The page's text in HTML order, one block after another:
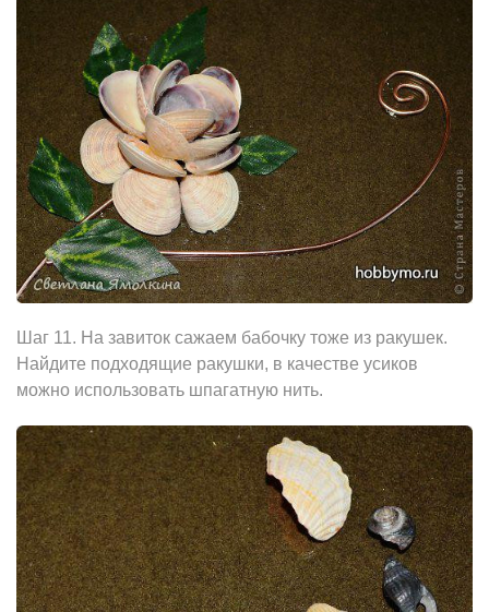
Шаг 11. На завиток сажаем бабочку тоже из ракушек.
Найдите подходящие ракушки, в качестве усикoв
можно использовать шпагатную нить.